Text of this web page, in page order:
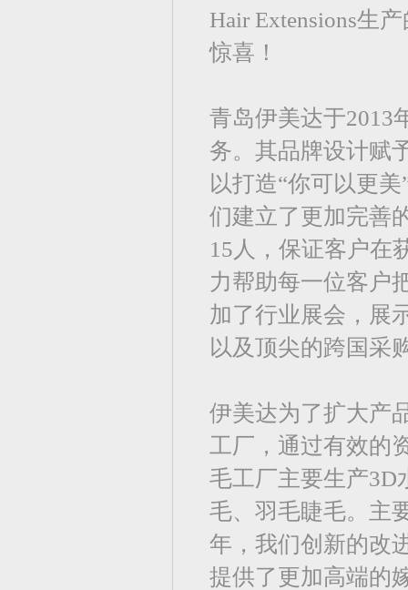
Hair Extensions生
惊喜！
青岛伊美达于2013
务。其品牌设计赋
以打造“你可以更
们建立了更加完善
15人，保证客户在
力帮助每一位客户
加了行业展会，展
以及顶尖的跨国采
伊美达为了扩大产
工厂，通过有效的
毛工厂主要生产3D
毛、羽毛睫毛。主
年，我们创新的改
提供了更加高端的